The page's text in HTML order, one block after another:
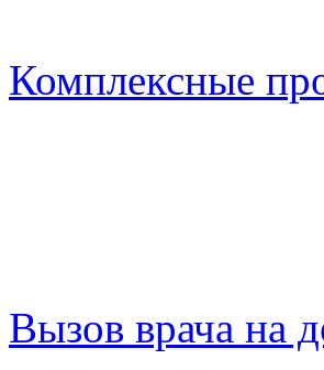
Комплексные
Вызов врача на